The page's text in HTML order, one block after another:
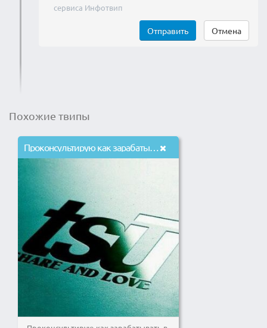
сервиса Инфотвип
Отправить Отмена
Похожие твипы
Проконсультирую как зарабатывать в новой соцсети TSU